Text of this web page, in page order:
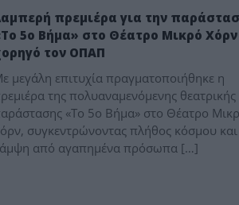
πρεμιέρα για την
5ο Βήμα» στο Θέατρο Μικρό
τον ΟΠΑΠ
μεγάλη επιτυχία πραγματοποιήθηκε η
της πολυαναμενόμενης θεατρικής
«Το 5ο Βήμα» στο Θέατρο
συγκεντρώνοντας πλήθος κόσμου και
από αγαπημένα πρόσωπα […]